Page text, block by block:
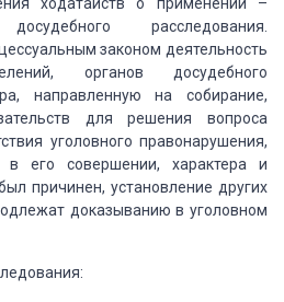
расследования.
законом деятельность
органов досудебного
направленную на собирание,
для решения вопроса
уголовного правонарушения,
в его совершении, характера и
причинен, установление других
доказыванию в уголовном